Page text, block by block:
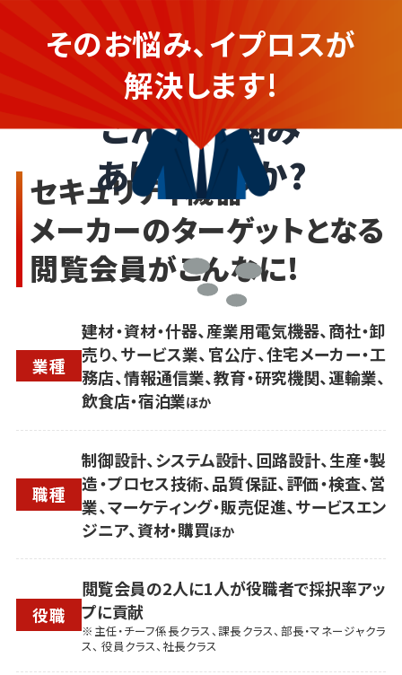
セキュリティ機器を提供する企業
さま
こんなお悩み
ありませんか?
運用に不安がある
そのお悩み、イプロスが
解決します!
セキュリティ機器
メーカーのターゲットとなる
閲覧会員がこんなに!
業種
建材・資材・什器、産業用電気機器、商社・卸
売り、サービス業、官公庁、住宅メーカー・工
務店、情報通信業、教育・研究機関、運輸業、
飲食店・宿泊業ほか
職種
制御設計、システム設計、回路設計、生産・製
造・プロセス技術、品質保証、評価・検査、営
業、マーケティング・販売促進、サービスエン
ジニア、資材・購買ほか
役職
閲覧会員の2人に1人が役職者で採択率アッ
プに貢献
※主任・チーフ係長クラス、課長クラス、部長・マネージャクラ
ス、 役員クラス、社長クラス